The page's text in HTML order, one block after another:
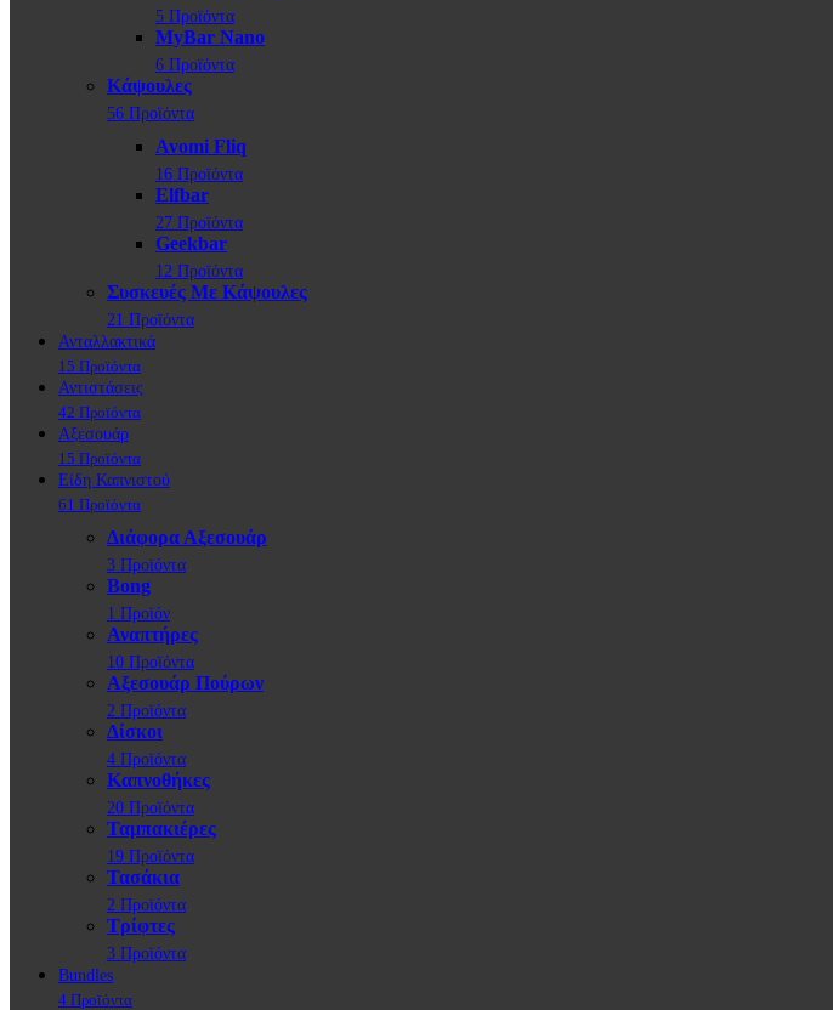
5 Προϊόντα
MyBar Nano
6 Προϊόντα
Κάψουλες
56 Προϊόντα
Avomi Fliq
16 Προϊόντα
Elfbar
27 Προϊόντα
Geekbar
12 Προϊόντα
Συσκευές Με Κάψουλες
21 Προϊόντα
Ανταλλακτικά
15 Προϊόντα
Αντιστάσεις
42 Προϊόντα
Αξεσουάρ
15 Προϊόντα
Είδη Καπνιστού
61 Προϊόντα
Διάφορα Αξεσουάρ
3 Προϊόντα
Bong
1 Προϊόν
Αναπτήρες
10 Προϊόντα
Αξεσουάρ Πούρων
2 Προϊόντα
Δίσκοι
4 Προϊόντα
Καπνοθήκες
20 Προϊόντα
Ταμπακιέρες
19 Προϊόντα
Τασάκια
2 Προϊόντα
Τρίφτες
3 Προϊόντα
Bundles
4 Προϊόντα